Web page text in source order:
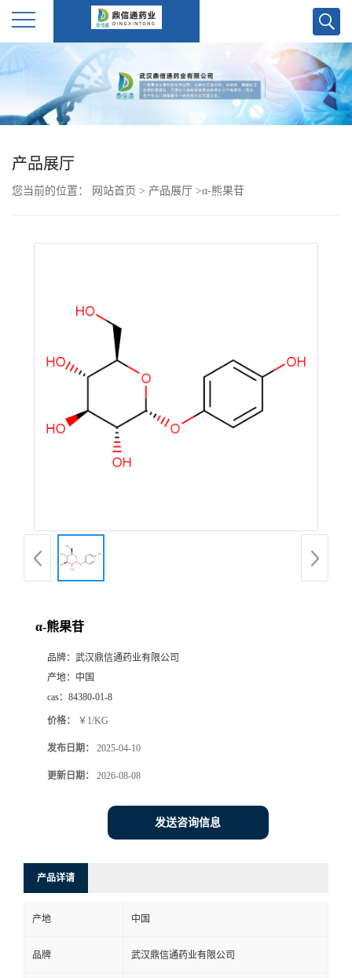
公
产
产品展厅
您当前的位置： 网站首页 > 产品展厅 >α-熊果苷
α-熊果苷
品牌： 武汉鼎信通药业有限公司
产地： 中国
cas： 84380-01-8
价格： ￥1/KG
发布日期： 2025-04-10
更新日期： 2026-08-08
发送咨询信息
产品详请
产地 中国
品牌 武汉鼎信通药业有限公司